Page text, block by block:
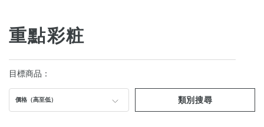
重點彩粧
目標商品：
價格（高至低） 類別搜尋